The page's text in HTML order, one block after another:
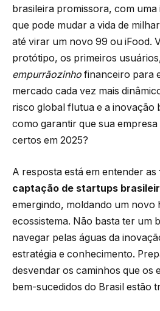
brasileira promissora, com
que pode mudar a vida de
até virar um novo 99 ou iFood.
protótipo, os primeiros
empurrãozinho financeiro para
mercado cada vez mais
risco global flutua e a inovação
como garantir que sua
certos em 2025?
A resposta está em entender as
captação de startups
emergindo, moldando um novo
ecossistema. Não basta ter um
navegar pelas águas da
estratégia e conhecimento.
desvendar os caminhos que os
bem-sucedidos do Brasil estão